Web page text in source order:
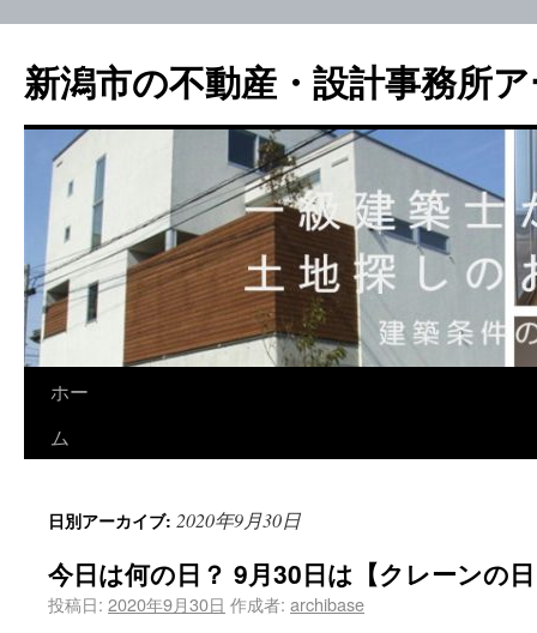
新潟市の不動産・設計事務所
ホー
ム
日別アーカイブ: 2020年9月30日
今日は何の日？ 9月30日は【クレーンの
投稿日: 2020年9月30日 作成者: archibase